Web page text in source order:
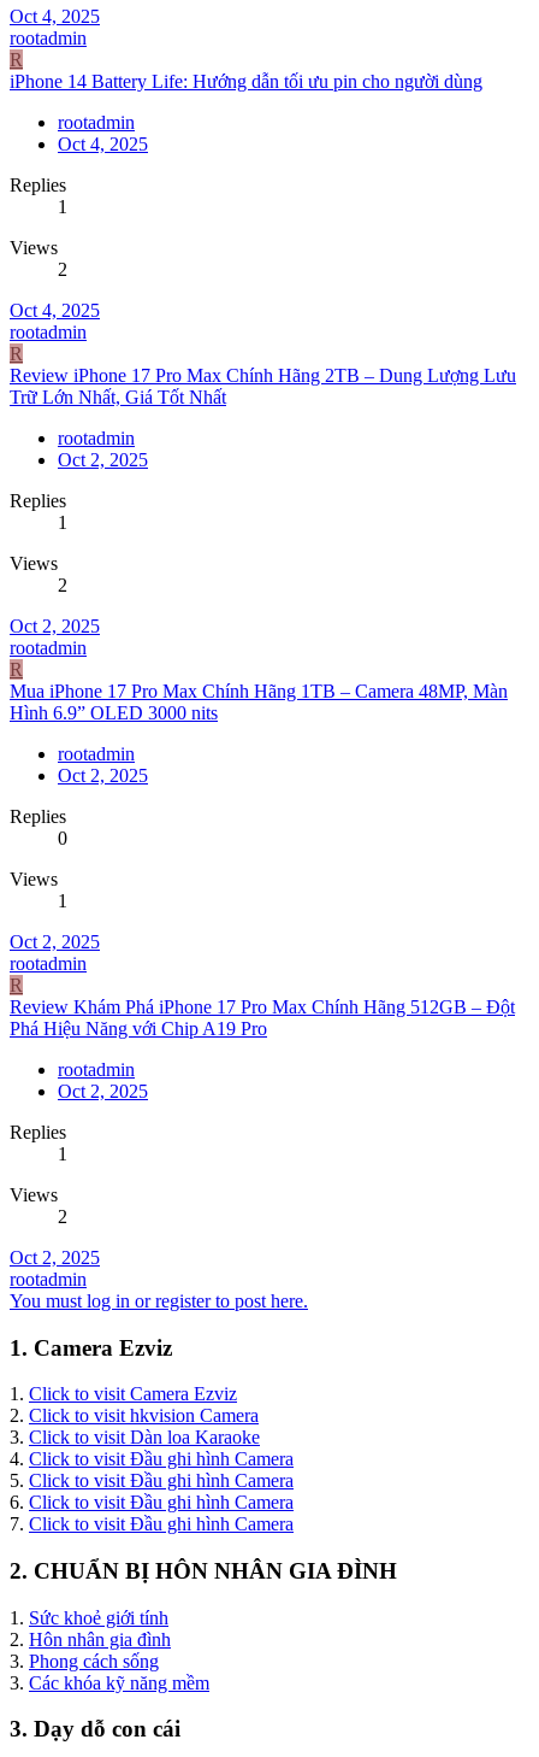
Oct 4, 2025
rootadmin
R
iPhone 14 Battery Life: Hướng dẫn tối ưu pin cho người dùng
rootadmin
Oct 4, 2025
Replies
1
Views
2
Oct 4, 2025
rootadmin
R
Review iPhone 17 Pro Max Chính Hãng 2TB – Dung Lượng Lưu
Trữ Lớn Nhất, Giá Tốt Nhất
rootadmin
Oct 2, 2025
Replies
1
Views
2
Oct 2, 2025
rootadmin
R
Mua iPhone 17 Pro Max Chính Hãng 1TB – Camera 48MP, Màn
Hình 6.9” OLED 3000 nits
rootadmin
Oct 2, 2025
Replies
0
Views
1
Oct 2, 2025
rootadmin
R
Review Khám Phá iPhone 17 Pro Max Chính Hãng 512GB – Đột
Phá Hiệu Năng với Chip A19 Pro
rootadmin
Oct 2, 2025
Replies
1
Views
2
Oct 2, 2025
rootadmin
You must log in or register to post here.
1. Camera Ezviz
1. Click to visit Camera Ezviz
2. Click to visit hkvision Camera
3. Click to visit Dàn loa Karaoke
4. Click to visit Đầu ghi hình Camera
5. Click to visit Đầu ghi hình Camera
6. Click to visit Đầu ghi hình Camera
7. Click to visit Đầu ghi hình Camera
2. CHUẨN BỊ HÔN NHÂN GIA ĐÌNH
1. Sức khoẻ giới tính
2. Hôn nhân gia đình
3. Phong cách sống
3. Các khóa kỹ năng mềm
3. Dạy dỗ con cái